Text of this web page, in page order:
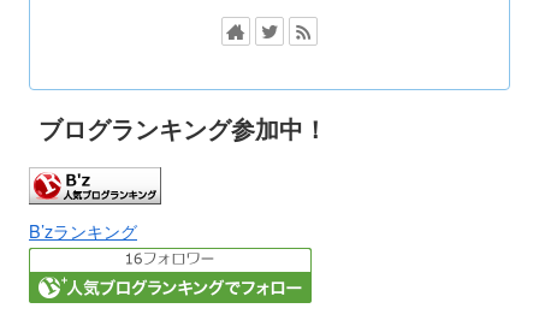
ブログランキング参加中！
B’zランキング